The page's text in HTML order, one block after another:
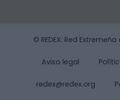
© REDEX. Red
Aviso legal
redex@redex.org